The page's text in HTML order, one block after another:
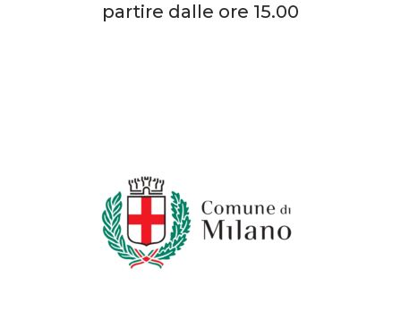
partire dalle ore 15.00